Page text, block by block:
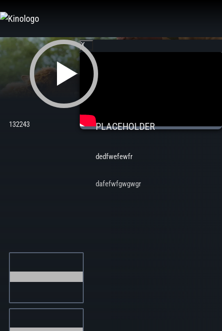
Inhalt
X
132243 PLACEHOLDER
dedfwefewfr
dafefwfgwgwgr